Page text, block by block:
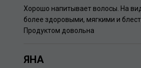
Хорошо напитывает волосы. На
более здоровыми, мягкими и
Продуктом довольна
ЯНА